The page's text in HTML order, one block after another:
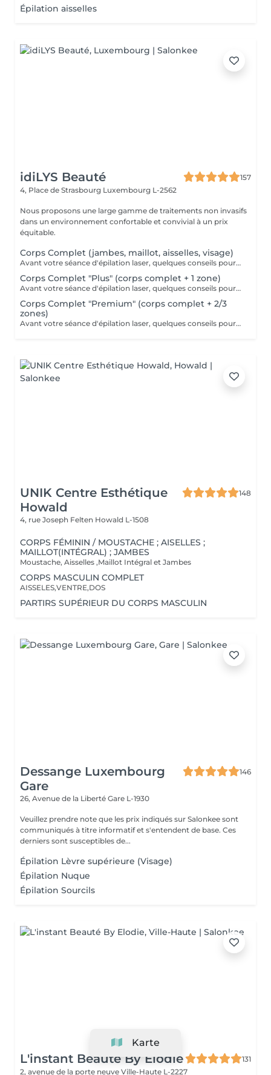
Épilation aisselles
idiLYS Beauté
157
4, Place de Strasbourg Luxembourg L-2562
Nous proposons une large gamme de traitements non invasifs
dans un environnement confortable et convivial à un prix
équitable.
Corps Complet (jambes, maillot, aisselles, visage)
Avant votre séance d'épilation laser, quelques conseils pour un meilleur confort et un résultat optimal : 1. Rasez la zone à traiter : de préférence la veille avec un rasoir. 2. Venez avec une peau propre et sèche : sans maquillage, crème, parfum, huile ou déodorant. 3. Protégez votre peau : évitez le soleil, l'autobronzant ainsi que les gommages durant les 3 jours précédant la séance.
Corps Complet "Plus" (corps complet + 1 zone)
Avant votre séance d'épilation laser, quelques conseils pour un meilleur confort et un résultat optimal : 1. Rasez la zone à traiter : de préférence la veille avec un rasoir. 2. Venez avec une peau propre et sèche : sans maquillage, crème, parfum, huile ou déodorant. 3. Protégez votre peau : évitez le soleil, l'autobronzant ainsi que les gommages durant les 3 jours précédant la séance.
Corps Complet "Premium" (corps complet + 2/3
zones)
Avant votre séance d'épilation laser, quelques conseils pour un meilleur confort et un résultat optimal : 1. Rasez la zone à traiter : de préférence la veille avec un rasoir. 2. Venez avec une peau propre et sèche : sans maquillage, crème, parfum, huile ou déodorant. 3. Protégez votre peau : évitez le soleil, l'autobronzant ainsi que les gommages durant les 3 jours précédant la séance.
UNIK Centre Esthétique
Howald
148
4, rue Joseph Felten Howald L-1508
CORPS FÉMININ / MOUSTACHE ; AISELLES ;
MAILLOT(INTÉGRAL) ; JAMBES
Moustache, Aisselles ,Maillot Intégral et Jambes
CORPS MASCULIN COMPLET
AISSELES,VENTRE,DOS
PARTIRS SUPÉRIEUR DU CORPS MASCULIN
Dessange Luxembourg
Gare
146
26, Avenue de la Liberté Gare L-1930
Veuillez prendre note que les prix indiqués sur Salonkee sont
communiqués à titre informatif et s'entendent de base. Ces
derniers sont susceptibles de...
Épilation Lèvre supérieure (Visage)
Épilation Nuque
Épilation Sourcils
L'instant Beauté By Elodie
131
2, avenue de la porte neuve Ville-Haute L-2227
Karte